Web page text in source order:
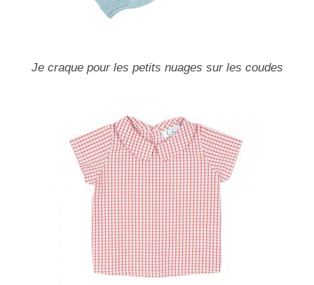
Je craque pour les petits nuages sur les coudes